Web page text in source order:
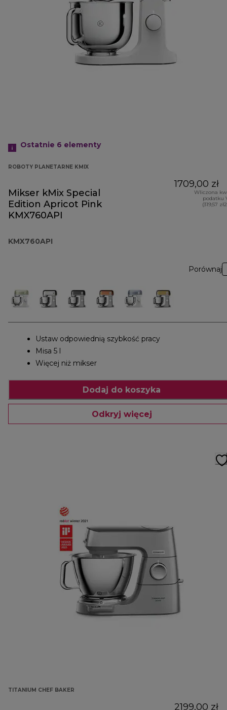
Ostatnie 6 elementy
ROBOTY PLANETARNE KMIX
Mikser kMix Special
Edition Apricot Pink
KMX760API
KMX760API
1709,00 zł
Wliczona
podatku
(319,57
Porównaj
Ustaw odpowiednią szybkość pracy
Misa 5 l
Więcej niż mikser
Dodaj do koszyka
Odkryj więcej
TITANIUM CHEF BAKER
2199,00 zł